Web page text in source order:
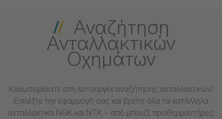
Αναζήτηση
Ανταλλακτικών
Οχημάτων
Καλωσορίσατε στη λειτουργία αναζήτησης ανταλλακτικών!
Επιλέξτε την εφαρμογή σας και βρείτε όλα τα κατάλληλα
ανταλλακτικά NGK και NTK – από μπουζί, προθερμαντήρες,